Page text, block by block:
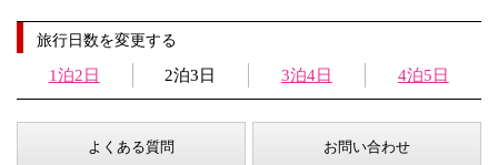
旅行日数を変更する
1泊2日 2泊3日 3泊4日 4泊5日
よくある質問 お問い合わせ